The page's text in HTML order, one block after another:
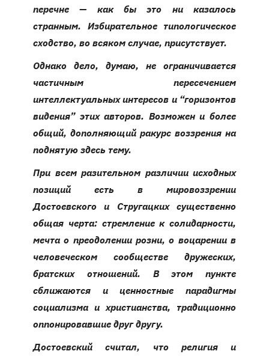
перечне — как бы это ни казалось
странным. Избирательное типологическое
сходство, во всяком случае, присутствует.
Однако дело, думаю, не ограничивается
частичным пересечением
интеллектуальных интересов и “горизонтов
видения” этих авторов. Возможен и более
общий, дополняющий ракурс воззрения на
поднятую здесь тему.
При всем разительном различии исходных
позиций есть в мировоззрении
Достоевского и Стругацких существенно
общая черта: стремление к солидарности,
мечта о преодолении розни, о воцарении в
человеческом сообществе дружеских,
братских отношений. В этом пункте
сближаются и ценностные парадигмы
социализма и христианства, традиционно
оппонировавшие друг другу.
Достоевский считал, что религия и